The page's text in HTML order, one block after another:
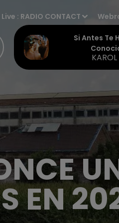
Live : RADIO CONTACT
Si Antes Te
EN